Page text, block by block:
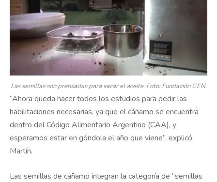
Las semillas son prensadas para sacar el aceite. Foto: Fundación GEN.
“Ahora queda hacer todos los estudios para pedir las
habilitaciones necesarias, ya que el cáñamo se encuentra
dentro del Código Alimentario Argentino (CAA), y
esperamos estar en góndola el año que viene”, explicó
Martín.
Las semillas de cáñamo integran la categoría de “semillas